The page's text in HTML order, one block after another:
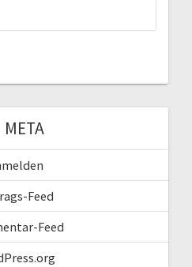
META
Feed
Feed